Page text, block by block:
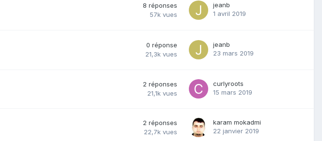
8 réponses
57k vues
jeanb
1 avril 2019
0 réponse
21,3k vues
jeanb
23 mars 2019
2 réponses
21,1k vues
curlyroots
15 mars 2019
2 réponses
22,7k vues
karam mokadmi
22 janvier 2019